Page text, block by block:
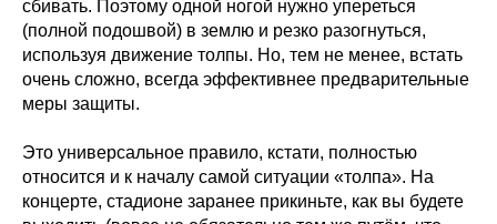
сбивать. Поэтому одной ногой нужно упереться
(полной подошвой) в землю и резко разогнуться,
используя движение толпы. Но, тем не менее, встать
очень сложно, всегда эффективнее предварительные
меры защиты.
Это универсальное правило, кстати, полностью
относится и к началу самой ситуации «толпа». На
концерте, стадионе заранее прикиньте, как вы будете